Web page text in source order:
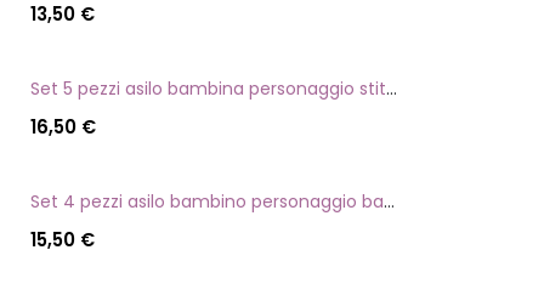
13,50 €
Set 5 pezzi asilo bambina personaggio stitch angel
16,50 €
Set 4 pezzi asilo bambino personaggio batman
15,50 €